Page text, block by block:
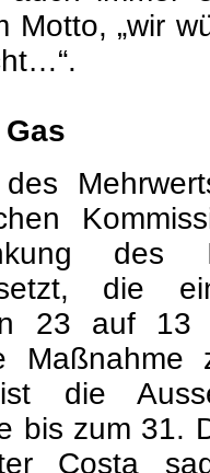
die
23 auf
Maßnahme
ist die
bis zum 31.
Costa
diese
um 74